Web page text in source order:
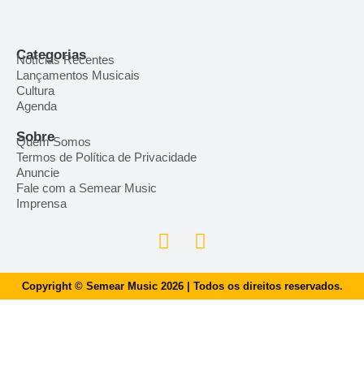
Categorias
Notícias Recentes
Lançamentos Musicais
Cultura
Agenda
Sobre
Quem Somos
Termos de Política de Privacidade
Anuncie
Fale com a Semear Music
Imprensa
Copyright © Semear Music 2026 | Todos os direitos reservados.